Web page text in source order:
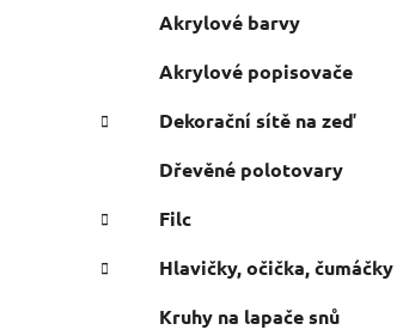
n
a
e
e
Akrylové barvy
Akrylové popisovače
Dekorační sítě na zeď
Dřevěné polotovary
Filc
Hlavičky, očička, čumáčky
Kruhy na lapače snů